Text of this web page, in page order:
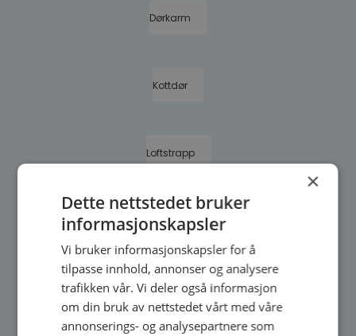
Dørkarm
Kottdør
Loftstrapp
Badstudør
Tilbehør
×
Dette nettstedet bruker
informasjonskapsler
Vi bruker informasjonskapsler for å
tilpasse innhold, annonser og analysere
trafikken vår. Vi deler også informasjon
om din bruk av nettstedet vårt med våre
annonserings- og analysepartnere som